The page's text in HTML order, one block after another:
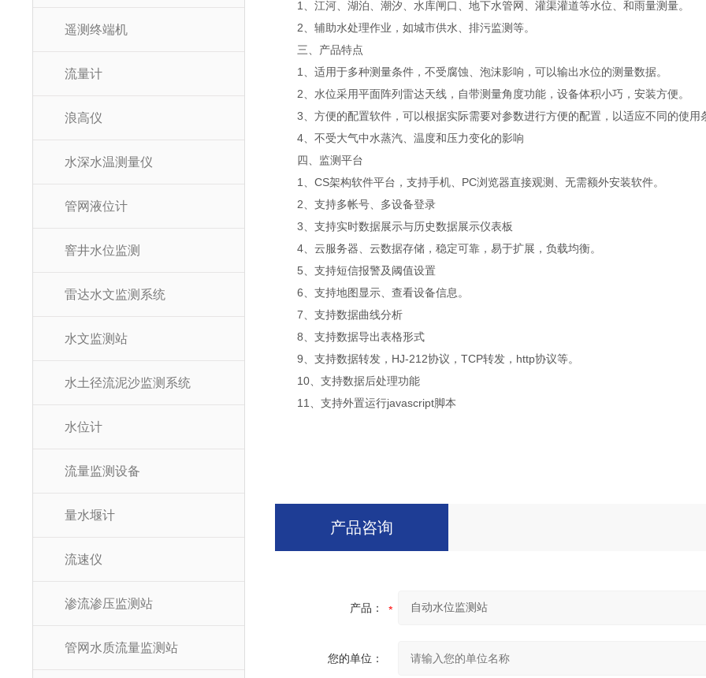
遥测终端机
流量计
浪高仪
水深水温测量仪
管网液位计
窨井水位监测
雷达水文监测系统
水文监测站
水土径流泥沙监测系统
水位计
流量监测设备
量水堰计
流速仪
渗流渗压监测站
管网水质流量监测站
1、江河、湖泊、潮汐、水库闸口、地下水管网、灌渠灌道等水位、和雨量测量。
2、辅助水处理作业，如城市供水、排污监测等。
三、产品特点
1、适用于多种测量条件，不受腐蚀、泡沫影响，可以输出水位的测量数据。
2、水位采用平面阵列雷达天线，自带测量角度功能，设备体积小巧，安装方便。
3、方便的配置软件，可以根据实际需要对参数进行方便的配置，以适应不同的使用
4、不受大气中水蒸汽、温度和压力变化的影响
四、监测平台
1、CS架构软件平台，支持手机、PC浏览器直接观测、无需额外安装软件。
2、支持多帐号、多设备登录
3、支持实时数据展示与历史数据展示仪表板
4、云服务器、云数据存储，稳定可靠，易于扩展，负载均衡。
5、支持短信报警及阈值设置
6、支持地图显示、查看设备信息。
7、支持数据曲线分析
8、支持数据导出表格形式
9、支持数据转发，HJ-212协议，TCP转发，http协议等。
10、支持数据后处理功能
11、支持外置运行javascript脚本
产品咨询
产品：
您的单位：